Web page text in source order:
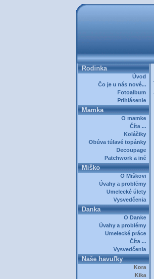
Rodinka
Úvod
Čo je u nás nové...
Fotoalbum
Prihlásenie
Mamka
O mamke
Číta ...
Koláčiky
Obúva túlavé topánky
Decoupage
Patchwork a iné
Miško
O Miškovi
Úvahy a problémy
Umelecké úlety
Vysvedčenia
Danka
O Danke
Úvahy a problémy
Umelecké práce
Číta ...
Vysvedčenia
Naše havuľky
Kora
Kika